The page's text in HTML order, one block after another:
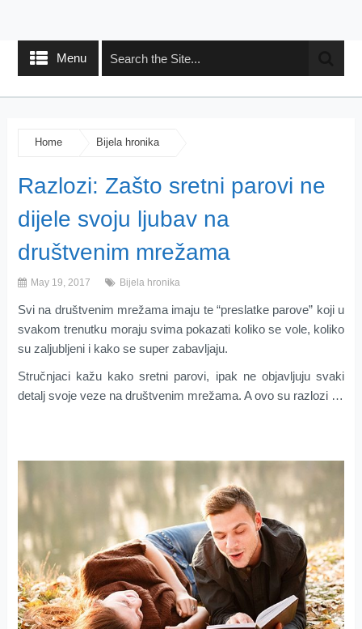
Menu
Home Bijela hronika
Razlozi: Zašto sretni parovi ne
dijele svoju ljubav na
društvenim mrežama
May 19, 2017 Bijela hronika
Svi na društvenim mrežama imaju te “preslatke parove” koji u
svakom trenutku moraju svima pokazati koliko se vole, koliko
su zaljubljeni i kako se super zabavljaju.
Stručnjaci kažu kako sretni parovi, ipak ne objavljuju svaki
detalj svoje veze na društvenim mrežama. A ovo su razlozi …